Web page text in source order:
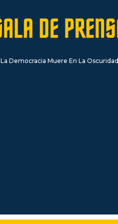
La Democracia Muere En La Oscuridad